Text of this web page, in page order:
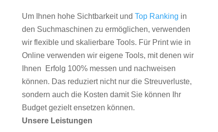
Um Ihnen hohe Sichtbarkeit und Top Ranking in
den Suchmaschinen zu ermöglichen, verwenden
wir flexible und skalierbare Tools. Für Print wie in
Online verwenden wir eigene Tools, mit denen wir
Ihnen Erfolg 100% messen und nachweisen
können. Das reduziert nicht nur die Streuverluste,
sondern auch die Kosten damit Sie können Ihr
Budget gezielt ensetzen können.
Unsere Leistungen